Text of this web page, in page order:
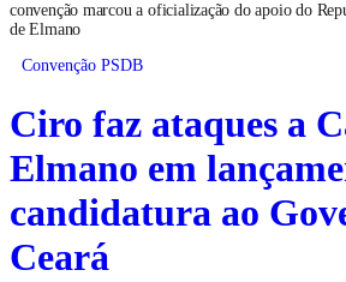
convenção marcou a oficialização do apoio do
de Elmano
Convenção PSDB
Ciro faz ataques a
Elmano em
candidatura ao
Ceará